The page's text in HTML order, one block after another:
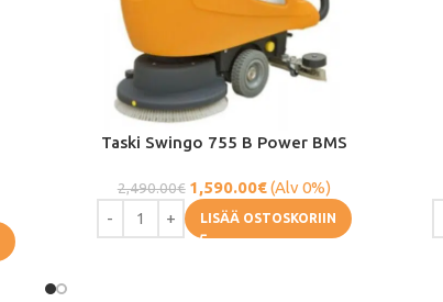
Taski Swingo 755 B Power BMS
2,490.00€ 1,590.00€(Alv 0%)
LISÄÄ OSTOSKORIIN